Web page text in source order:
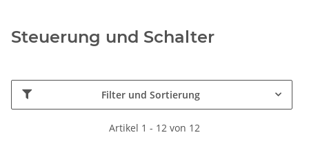
Steuerung und Schalter
Filter und Sortierung
Artikel 1 - 12 von 12